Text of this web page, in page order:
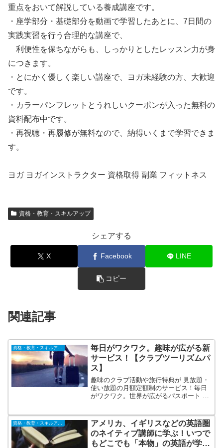
重点をおいて解説している養成講座です。
・座学部分・基礎部分を動画で学習したあとに、7日間の
実践実習を行う合理的な講座で、
利便性を保ちながらも、しっかりとしたレッスン力が身
につきます。
・とにかく優しく楽しい講座で、ヨガ未経験の方、大歓迎
です。
・カラーパンフレットとうれしいクーポンが入った無料の
資料配布中です。
・再視聴・再履修が無料なので、納得いくまで学習できま
す。
ヨガ ヨガインストラクター 資格取得 副業 フィットネス
資格・教育・スキルアップ
シェアする
X Facebook LINE
コピー
関連記事
毎日がワクワク。趣味が広がる新
サービス！【クラブツーリズムパ
ス】
趣味のクラブ活動や旅行特典が 見放題・
使い放題の月額定額制のサービス！毎日
がワクワク。世界が広がるパスポート ク
なテーマだけ学べるオンデマンド配信で
す。旅行・趣味の電子書籍が200冊以上読
み放題です。
アメリカ、イギリスなどの英語圏
のネイティブ講師に学ぶ！いつで
もどこでも「本物」の英語が学べ